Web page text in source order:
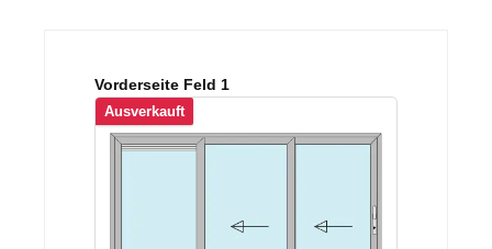
Produktgalerie überspringen
Vorderseite Feld 1
Ausverkauft